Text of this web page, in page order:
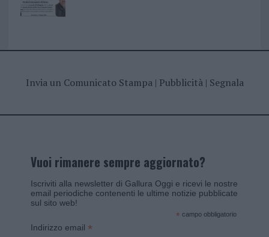
Invia un Comunicato Stampa| Pubblicità| Segnala
Vuoi rimanere sempre aggiornato?
Iscriviti alla newsletter di Gallura Oggi e ricevi le nostre
email periodiche contenenti le ultime notizie pubblicate
sul sito web!
* campo obbligatorio
Indirizzo email *